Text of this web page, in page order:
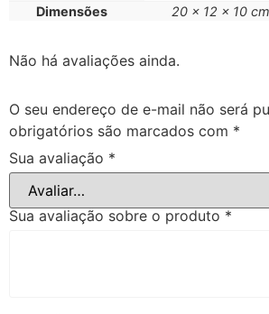
Dimensões
20 × 12 × 10 cm
Não há avaliações ainda.
O seu endereço de e-mail não será
obrigatórios são marcados com *
Sua avaliação *
Sua avaliação sobre o produto *